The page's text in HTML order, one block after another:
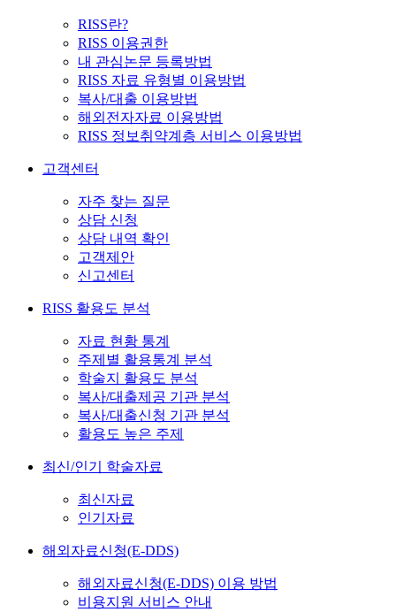
RISS란?
RISS 이용권한
내 관심논문 등록방법
RISS 자료 유형별 이용방법
복사/대출 이용방법
해외전자자료 이용방법
RISS 정보취약계층 서비스 이용방법
고객센터
자주 찾는 질문
상담 신청
상담 내역 확인
고객제안
신고센터
RISS 활용도 분석
자료 현황 통계
주제별 활용통계 분석
학술지 활용도 분석
복사/대출제공 기관 분석
복사/대출신청 기관 분석
활용도 높은 주제
최신/인기 학술자료
최신자료
인기자료
해외자료신청(E-DDS)
해외자료신청(E-DDS) 이용 방법
비용지원 서비스 안내